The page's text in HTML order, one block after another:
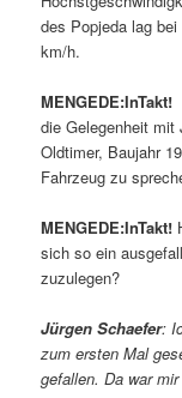
des Popjeda lag bei
km/h.
MENGEDE:InTakt!
die Gelegenheit mit
Oldtimer, Baujahr
Fahrzeug zu
MENGEDE:InTakt!
sich so ein
zuzulegen?
Jürgen Schaefer:
zum ersten Mal
gefallen. Da war